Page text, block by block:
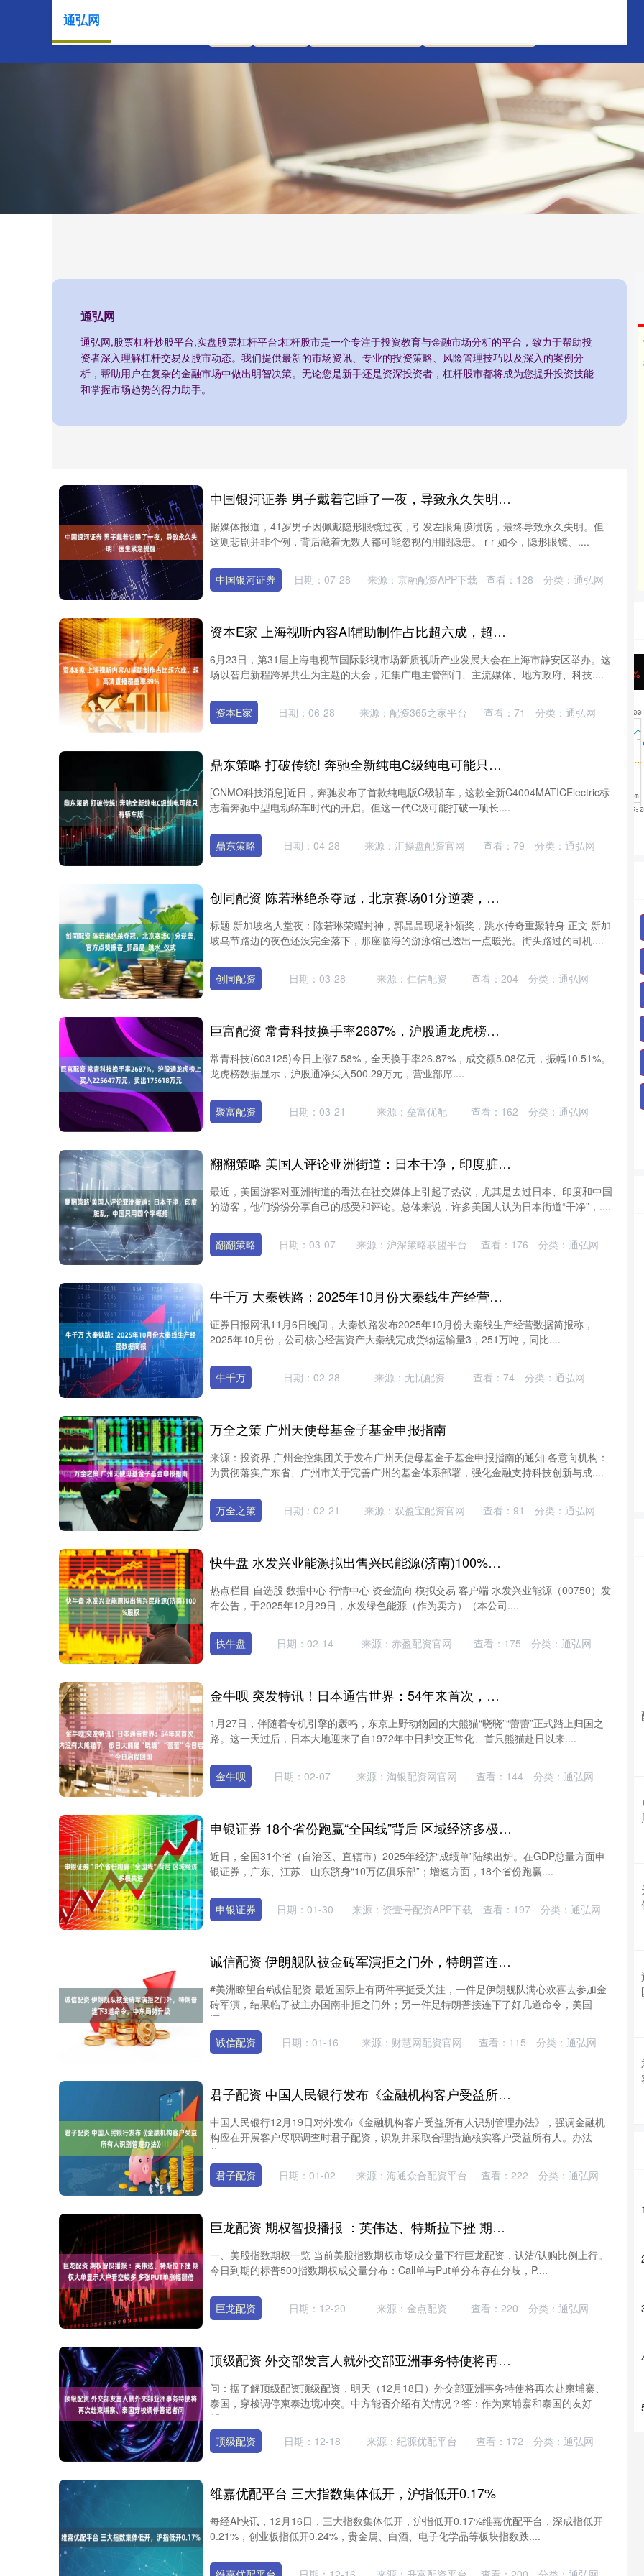
通弘网
通弘网,股票杠杆炒股平台,实盘股票杠杆平台:杠杆股市是一个专注于投资教育与金融市场分析的平台，致力于帮助投
资者深入理解杠杆交易及股市动态。我们提供最新的市场资讯、专业的投资策略、风险管理技巧以及深入的案例分
析，帮助用户在复杂的金融市场中做出明智决策。无论您是新手还是资深投资者，杠杆股市都将成为您提升投资技能
和掌握市场趋势的得力助手。
通弘网
中国银河证券 男子戴着它睡了一夜，导致永久失明！医生紧急提醒
据媒体报道，41岁男子因佩戴隐形眼镜过夜，引发左眼角膜溃疡，最终导致永久失明。但
这则悲剧并非个例，背后藏着无数人都可能忽视的用眼隐患。 r r 如今，隐形眼镜、....
中国银河证券 日期：07-28 来源：京融配资APP下载 查看： 128 分类： 通弘网
资本E家 上海视听内容AI辅助制作占比超六成，超高清直播覆盖率89%
6月23日，第31届上海电视节国际影视市场新质视听产业发展大会在上海市静安区举办。这
场以智启新程跨界共生为主题的大会，汇集广电主管部门、主流媒体、地方政府、科技....
资本E家 日期：06-28 来源：配资365之家平台 查看： 71 分类： 通弘网
鼎东策略 打破传统! 奔驰全新纯电C级纯电可能只有轿车版
[CNMO科技消息]近日，奔驰发布了首款纯电版C级轿车，这款全新C4004MATICElectric标
志着奔驰中型电动轿车时代的开启。但这一代C级可能打破一项长....
鼎东策略 日期：04-28 来源：汇操盘配资官网 查看： 79 分类： 通弘网
创同配资 陈若琳绝杀夺冠，北京赛场01分逆袭，官方点赞振奋_郭晶晶_跳水_仪式
标题 新加坡名人堂夜：陈若琳荣耀封神，郭晶晶现场补领奖，跳水传奇重聚转身 正文 新加
坡乌节路边的夜色还没完全落下，那座临海的游泳馆已透出一点暖光。街头路过的司机....
创同配资 日期：03-28 来源：仁信配资 查看： 204 分类： 通弘网
巨富配资 常青科技换手率2687%，沪股通龙虎榜上买入225647万元，卖出175618万元
常青科技(603125)今日上涨7.58%，全天换手率26.87%，成交额5.08亿元，振幅10.51%。
龙虎榜数据显示，沪股通净买入500.29万元，营业部席....
聚富配资 日期：03-21 来源：垒富优配 查看： 162 分类： 通弘网
翻翻策略 美国人评论亚洲街道：日本干净，印度脏乱，中国只用四个字概括
最近，美国游客对亚洲街道的看法在社交媒体上引起了热议，尤其是去过日本、印度和中国
的游客，他们纷纷分享自己的感受和评论。总体来说，许多美国人认为日本街道“干净”，....
翻翻策略 日期：03-07 来源：沪深策略联盟平台 查看： 176 分类： 通弘网
牛千万 大秦铁路：2025年10月份大秦线生产经营数据简报
证券日报网讯11月6日晚间，大秦铁路发布2025年10月份大秦线生产经营数据简报称，
2025年10月份，公司核心经营资产大秦线完成货物运输量3，251万吨，同比....
牛千万 日期：02-28 来源：无忧配资 查看： 74 分类： 通弘网
万全之策 广州天使母基金子基金申报指南
来源：投资界 广州金控集团关于发布广州天使母基金子基金申报指南的通知 各意向机构：
为贯彻落实广东省、广州市关于完善广州的基金体系部署，强化金融支持科技创新与成....
万全之策 日期：02-21 来源：双盈宝配资官网 查看： 91 分类： 通弘网
快牛盘 水发兴业能源拟出售兴民能源(济南)100%股权
热点栏目 自选股 数据中心 行情中心 资金流向 模拟交易 客户端 水发兴业能源（00750）发
布公告，于2025年12月29日，水发绿色能源（作为卖方）（本公司....
快牛盘 日期：02-14 来源：赤盈配资官网 查看： 175 分类： 通弘网
金牛呗 突发特讯！日本通告世界：54年来首次，日本国内没有大熊猫了，旅日大熊猫“晓晓”“蕾蕾”今日启程回国
1月27日，伴随着专机引擎的轰鸣，东京上野动物园的大熊猫“晓晓”“蕾蕾”正式踏上归国之
路。这一天过后，日本大地迎来了自1972年中日邦交正常化、首只熊猫赴日以来....
金牛呗 日期：02-07 来源：淘银配资网官网 查看： 144 分类： 通弘网
申银证券 18个省份跑赢“全国线”背后 区域经济多极共进
近日，全国31个省（自治区、直辖市）2025年经济“成绩单”陆续出炉。在GDP总量方面申
银证券，广东、江苏、山东跻身“10万亿俱乐部”；增速方面，18个省份跑赢....
申银证券 日期：01-30 来源：资壹号配资APP下载 查看： 197 分类：通弘网
诚信配资 伊朗舰队被金砖军演拒之门外，特朗普连下3道命令，中东局势升级
#美洲瞭望台#诚信配资 最近国际上有两件事挺受关注，一件是伊朗舰队满心欢喜去参加金
砖军演，结果临了被主办国南非拒之门外；另一件是特朗普接连下了好几道命令，美国
还....
诚信配资
日期：01-16 来源：财慧网配资官网 查看： 115 分类： 通弘网
君子配资 中国人民银行发布《金融机构客户受益所有人识别管理办法》
中国人民银行12月19日对外发布《金融机构客户受益所有人识别管理办法》，强调金融机
构应在开展客户尽职调查时君子配资，识别并采取合理措施核实客户受益所有人。办法
将....
君子配资
日期：01-02 来源：海通众合配资平台 查看： 222 分类： 通弘网
巨龙配资 期权智投播报 ：英伟达、特斯拉下挫 期权大单显示大户看空较多 多张PUT单涨幅翻倍
一、美股指数期权一览 当前美股指数期权市场成交量下行巨龙配资，认沽/认购比例上行。
今日到期的标普500指数期权成交量分布：Call单与Put单分布存在分歧，P....
巨龙配资 日期：12-20 来源：金点配资 查看： 220 分类： 通弘网
顶级配资 外交部发言人就外交部亚洲事务特使将再次赴柬埔寨、泰国穿梭调停答记者问
问：据了解顶级配资顶级配资，明天（12月18日）外交部亚洲事务特使将再次赴柬埔寨、
泰国，穿梭调停柬泰边境冲突。中方能否介绍有关情况？答：作为柬埔寨和泰国的友好
邻....
顶级配资
日期：12-18 来源：纪源优配平台 查看： 172 分类： 通弘网
维嘉优配平台 三大指数集体低开，沪指低开0.17%
每经AI快讯，12月16日，三大指数集体低开，沪指低开0.17%维嘉优配平台，深成指低开
0.21%，创业板指低开0.24%，贵金属、白酒、电子化学品等板块指数跌....
深证成指 14311.01 200.89 1.42% 沪深300 4694.44 43.13 0.93%